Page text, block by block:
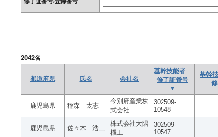
修了証番号/登録番号
2042名
都道府県 氏名 会社名
基幹技能者
修了証番号
▼
基幹
鹿児島県 稲森 太志
今別府産業株
式会社
302509-
10548
鹿児島県 佐々木 浩二
株式会社大隅
機工
302509-
10547